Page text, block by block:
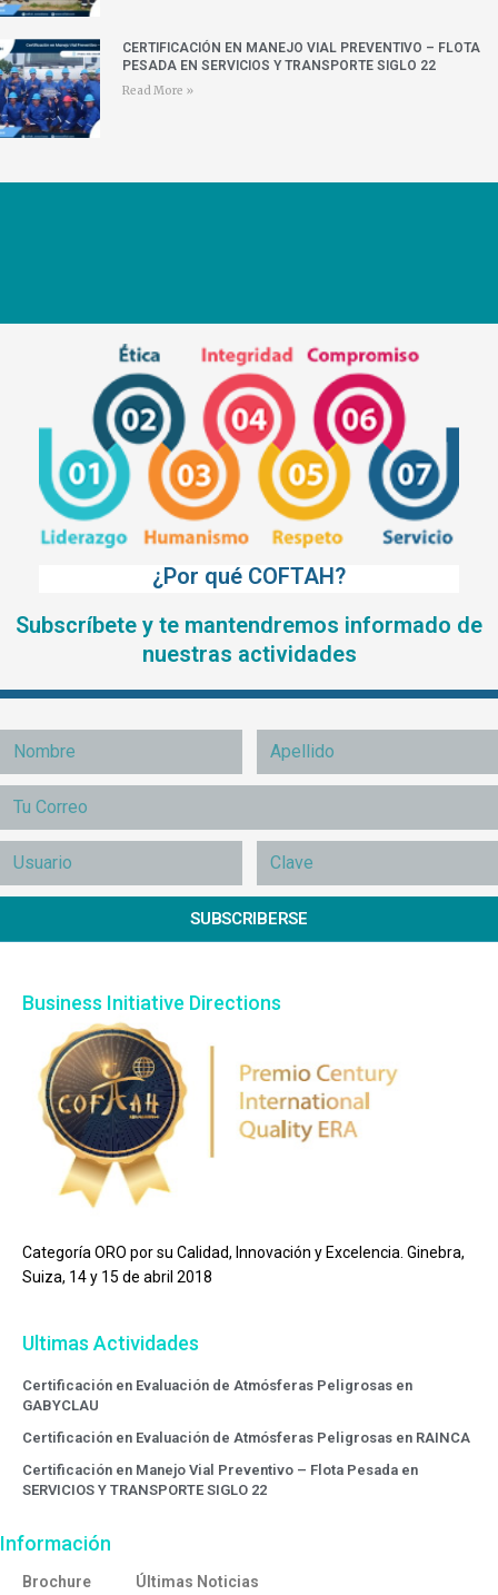
CERTIFICACIÓN EN MANEJO VIAL PREVENTIVO – FLOTA
PESADA EN SERVICIOS Y TRANSPORTE SIGLO 22
Read More »
¿Por qué COFTAH?
Subscríbete y te mantendremos informado de
nuestras actividades
SUBSCRIBERSE
Business Initiative Directions
Categoría ORO por su Calidad, Innovación y Excelencia. Ginebra,
Suiza, 14 y 15 de abril 2018
Ultimas Actividades
Certificación en Evaluación de Atmósferas Peligrosas en
GABYCLAU
Certificación en Evaluación de Atmósferas Peligrosas en RAINCA
Certificación en Manejo Vial Preventivo – Flota Pesada en
SERVICIOS Y TRANSPORTE SIGLO 22
Información
Brochure Últimas Noticias